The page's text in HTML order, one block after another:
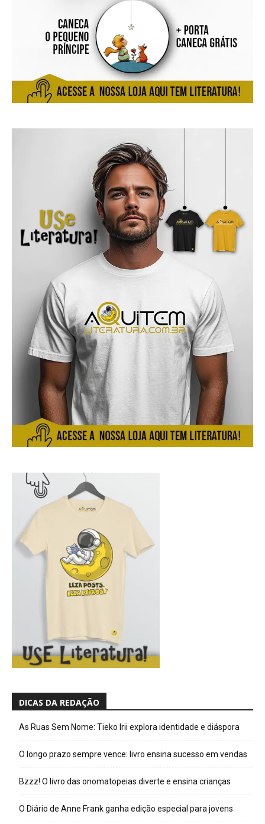
DICAS DA REDAÇÃO
As Ruas Sem Nome: Tieko Irii explora identidade e diáspora
O longo prazo sempre vence: livro ensina sucesso em vendas
Bzzz! O livro das onomatopeias diverte e ensina crianças
O Diário de Anne Frank ganha edição especial para jovens